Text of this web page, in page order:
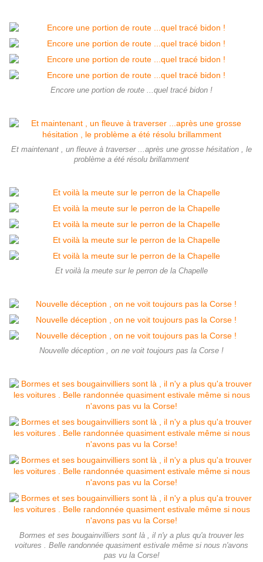
Encore une portion de route ...quel tracé bidon !
Et maintenant , un fleuve à traverser ...après une grosse hésitation , le
problème a été résolu brillamment
Et voilà la meute sur le perron de la Chapelle
Nouvelle déception , on ne voit toujours pas la Corse !
Bormes et ses bougainvilliers sont là , il n'y a plus qu'a trouver les
voitures . Belle randonnée quasiment estivale même si nous n'avons
pas vu la Corse!